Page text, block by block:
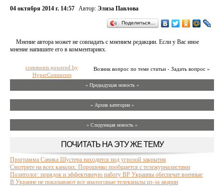
04 октября 2014 г. 14:57 Автор: Элиза Павлова
Поделиться…
Мнение автора может не совпадать с мнением редакции. Если у Вас иное
мнение напишите его в комментариях.
Возник вопрос по теме статьи - Задать вопрос »
comments powered by
HyperComments
« Предыдущая новость «
» Архив категории «
» Следующая новость »
ПОЧИТАТЬ НА ЭТУ ЖЕ ТЕМУ
Программа Савика Шустера находится под угрозой закрытия
Смотрите на всех каналах: Порошенко пообщается с тележурналистами
Политолог: порядок и эффективную работу ВР Украины обеспечат военные
В Украине не показывают все аналоговые телеканалы из-за аварии